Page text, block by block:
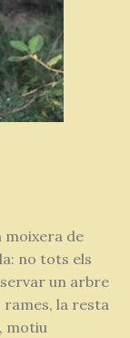
moixera de
no tots els
un arbre
rames, la resta
motiu